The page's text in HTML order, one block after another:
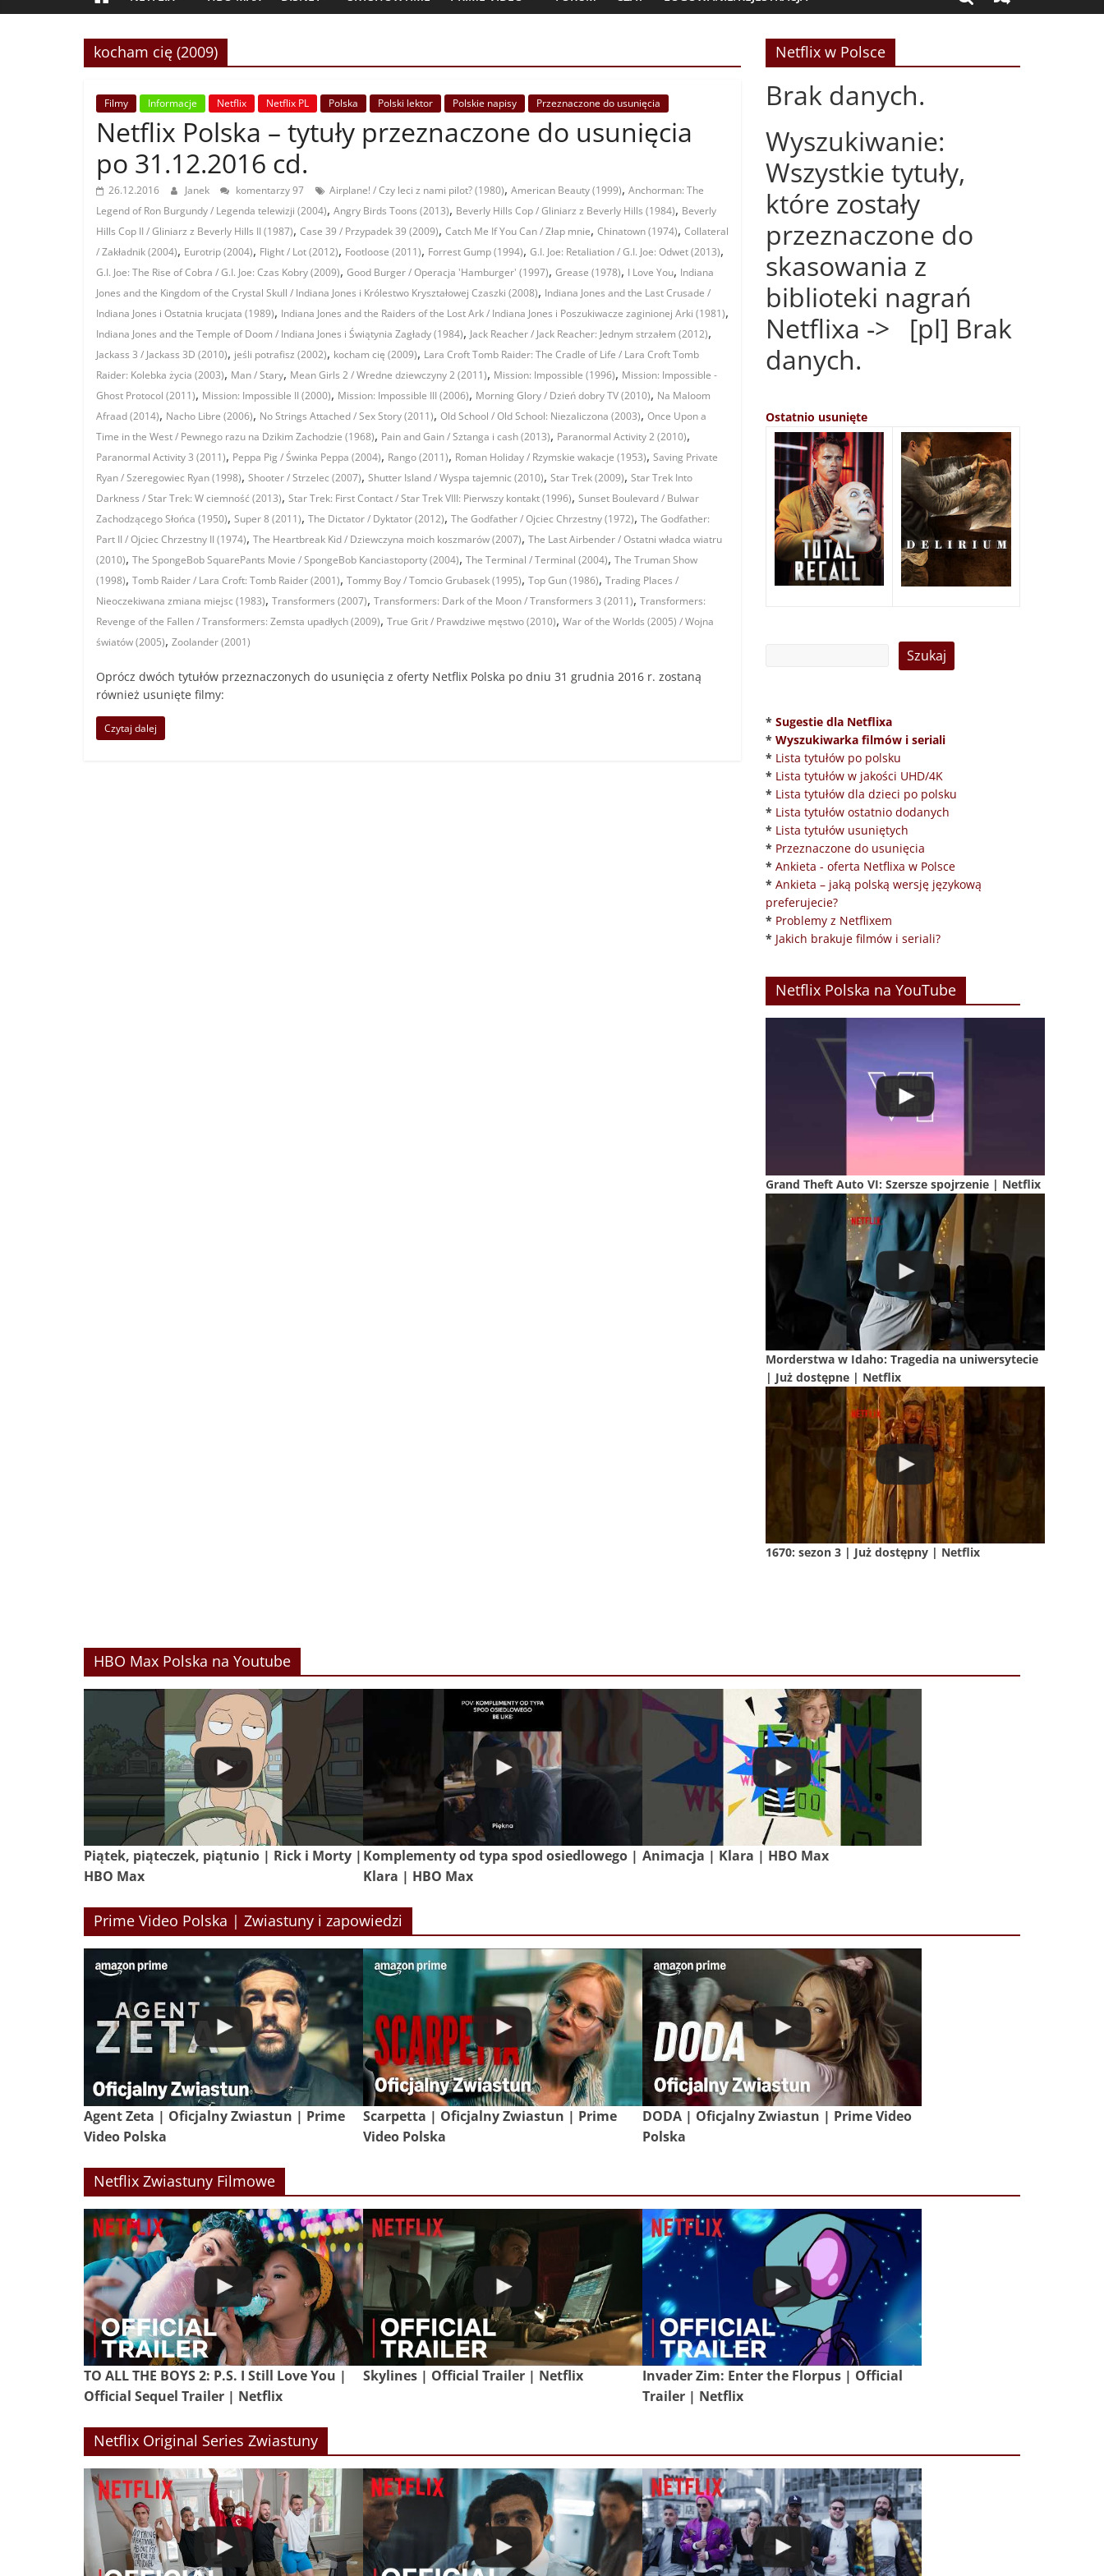
kocham cię (2009)
Filmy Informacje Netflix Netflix PL Polska Polski lektor Polskie napisy Przeznaczone do usunięcia
Netflix Polska – tytuły przeznaczone do usunięcia
po 31.12.2016 cd.
26.12.2016 Janek komentarzy 97 Airplane! / Czy leci z nami pilot? (1980), American Beauty (1999), Anchorman: The
Legend of Ron Burgundy / Legenda telewizji (2004), Angry Birds Toons (2013), Beverly Hills Cop / Gliniarz z Beverly Hills (1984), Beverly
Hills Cop II / Gliniarz z Beverly Hills II (1987), Case 39 / Przypadek 39 (2009), Catch Me If You Can / Złap mnie, Chinatown (1974), Collateral
/ Zakładnik (2004), Eurotrip (2004), Flight / Lot (2012), Footloose (2011), Forrest Gump (1994), G.I. Joe: Retaliation / G.I. Joe: Odwet (2013),
G.I. Joe: The Rise of Cobra / G.I. Joe: Czas Kobry (2009), Good Burger / Operacja 'Hamburger' (1997), Grease (1978), I Love You, Indiana
Jones and the Kingdom of the Crystal Skull / Indiana Jones i Królestwo Kryształowej Czaszki (2008), Indiana Jones and the Last Crusade /
Indiana Jones i Ostatnia krucjata (1989), Indiana Jones and the Raiders of the Lost Ark / Indiana Jones i Poszukiwacze zaginionej Arki (1981),
Indiana Jones and the Temple of Doom / Indiana Jones i Świątynia Zagłady (1984), Jack Reacher / Jack Reacher: Jednym strzałem (2012),
Jackass 3 / Jackass 3D (2010), jeśli potrafisz (2002), kocham cię (2009), Lara Croft Tomb Raider: The Cradle of Life / Lara Croft Tomb
Raider: Kolebka życia (2003), Man / Stary, Mean Girls 2 / Wredne dziewczyny 2 (2011), Mission: Impossible (1996), Mission: Impossible -
Ghost Protocol (2011), Mission: Impossible II (2000), Mission: Impossible III (2006), Morning Glory / Dzień dobry TV (2010), Na Maloom
Afraad (2014), Nacho Libre (2006), No Strings Attached / Sex Story (2011), Old School / Old School: Niezaliczona (2003), Once Upon a
Time in the West / Pewnego razu na Dzikim Zachodzie (1968), Pain and Gain / Sztanga i cash (2013), Paranormal Activity 2 (2010),
Paranormal Activity 3 (2011), Peppa Pig / Świnka Peppa (2004), Rango (2011), Roman Holiday / Rzymskie wakacje (1953), Saving Private
Ryan / Szeregowiec Ryan (1998), Shooter / Strzelec (2007), Shutter Island / Wyspa tajemnic (2010), Star Trek (2009), Star Trek Into
Darkness / Star Trek: W ciemność (2013), Star Trek: First Contact / Star Trek VIII: Pierwszy kontakt (1996), Sunset Boulevard / Bulwar
Zachodzącego Słońca (1950), Super 8 (2011), The Dictator / Dyktator (2012), The Godfather / Ojciec Chrzestny (1972), The Godfather:
Part II / Ojciec Chrzestny II (1974), The Heartbreak Kid / Dziewczyna moich koszmarów (2007), The Last Airbender / Ostatni władca wiatru
(2010), The SpongeBob SquarePants Movie / SpongeBob Kanciastoporty (2004), The Terminal / Terminal (2004), The Truman Show
(1998), Tomb Raider / Lara Croft: Tomb Raider (2001), Tommy Boy / Tomcio Grubasek (1995), Top Gun (1986), Trading Places /
Nieoczekiwana zmiana miejsc (1983), Transformers (2007), Transformers: Dark of the Moon / Transformers 3 (2011), Transformers:
Revenge of the Fallen / Transformers: Zemsta upadłych (2009), True Grit / Prawdziwe męstwo (2010), War of the Worlds (2005) / Wojna
światów (2005), Zoolander (2001)
Oprócz dwóch tytułów przeznaczonych do usunięcia z oferty Netflix Polska po dniu 31 grudnia 2016 r. zostaną
również usunięte filmy:
Czytaj dalej
Netflix w Polsce
Brak danych.
Wyszukiwanie:
Wszystkie tytuły,
które zostały
przeznaczone do
skasowania z
biblioteki nagrań
Netflixa -> [pl] Brak
danych.
Ostatnio usunięte
* Sugestie dla Netflixa
* Wyszukiwarka filmów i seriali
* Lista tytułów po polsku
* Lista tytułów w jakości UHD/4K
* Lista tytułów dla dzieci po polsku
* Lista tytułów ostatnio dodanych
* Lista tytułów usuniętych
* Przeznaczone do usunięcia
* Ankieta - oferta Netflixa w Polsce
* Ankieta – jaką polską wersję językową
preferujecie?
* Problemy z Netflixem
* Jakich brakuje filmów i seriali?
Netflix Polska na YouTube
Grand Theft Auto VI: Szersze spojrzenie | Netflix
Morderstwa w Idaho: Tragedia na uniwersytecie
| Już dostępne | Netflix
1670: sezon 3 | Już dostępny | Netflix
HBO Max Polska na Youtube
Piątek, piąteczek, piątunio | Rick i Morty |
HBO Max
Komplementy od typa spod osiedlowego |
Klara | HBO Max
Animacja | Klara | HBO Max
Prime Video Polska | Zwiastuny i zapowiedzi
Agent Zeta | Oficjalny Zwiastun | Prime
Video Polska
Scarpetta | Oficjalny Zwiastun | Prime
Video Polska
DODA | Oficjalny Zwiastun | Prime Video
Polska
Netflix Zwiastuny Filmowe
TO ALL THE BOYS 2: P.S. I Still Love You |
Official Sequel Trailer | Netflix
Skylines | Official Trailer | Netflix
Invader Zim: Enter the Florpus | Official
Trailer | Netflix
Netflix Original Series Zwiastuny